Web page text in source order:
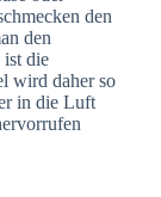
den
den
ist die
wird daher so
in die Luft